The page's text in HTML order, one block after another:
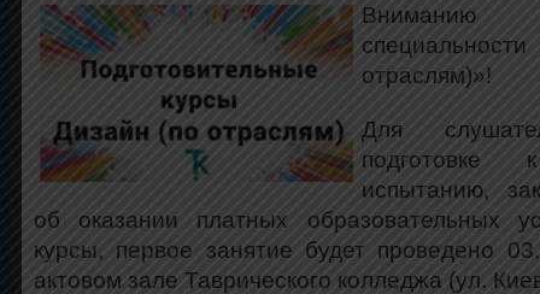
Вниманию
отраслям)»!
Для
подготовке
испытанию,
об оказании платных образовательных
курсы, первое занятие будет проведено
актовом зале Таврического колледжа (ул.